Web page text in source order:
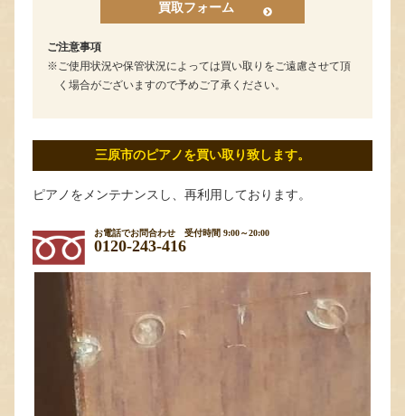
買取フォーム
ご注意事項
ご使用状況や保管状況によっては買い取りをご遠慮させて頂
く場合がございますので予めご了承ください。
三原市のピアノを買い取り致します。
ピアノをメンテナンスし、再利用しております。
お電話でお問合わせ 受付時間 9:00～20:00
0120-243-416